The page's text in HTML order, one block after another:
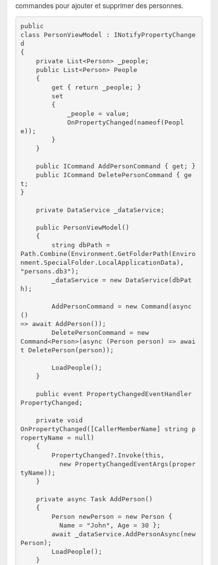
commandes pour ajouter et supprimer des personnes.
public
class PersonViewModel : INotifyPropertyChange
d
{
private List<Person> _people;
public List<Person> People
{
get { return _people; }
set
{
_people = value;
OnPropertyChanged(nameof(Peopl
e));
}
}
public ICommand AddPersonCommand { get; }
public ICommand DeletePersonCommand { ge
t;
}
private DataService _dataService;
public PersonViewModel()
{
string dbPath =
Path.Combine(Environment.GetFolderPath(Enviro
nment.SpecialFolder.LocalApplicationData),
"persons.db3");
_dataService = new DataService(dbPat
h);
AddPersonCommand = new Command(async
()
=> await AddPerson());
DeletePersonCommand = new
Command<Person>(async (Person person) => awai
t DeletePerson(person));
LoadPeople();
}
public event PropertyChangedEventHandler
PropertyChanged;
private void
OnPropertyChanged([CallerMemberName] string p
ropertyName = null)
{
PropertyChanged?.Invoke(this,
tyName));
}
private async Task AddPerson()
{
Person newPerson = new Person {
          Name = "John", Age = 30 };
await _dataService.AddPersonAsync(new
Person);
LoadPeople();
}